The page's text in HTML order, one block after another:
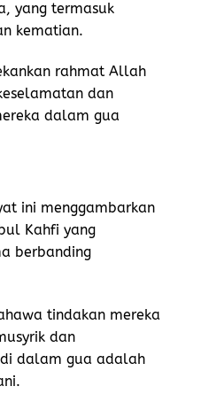
yang termasuk
kematian.
rahmat Allah
dan
dalam gua
ini menggambarkan
Kahfi yang
berbanding
tindakan mereka
dan
dalam gua adalah